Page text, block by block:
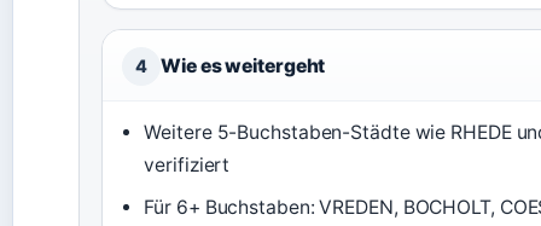
4 Wie es weitergeht
Weitere 5-Buchstaben-Städte wie RHEDE
verifiziert
Für 6+ Buchstaben: VREDEN, BOCHOLT,